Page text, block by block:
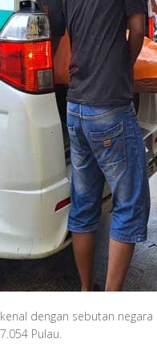
dengan sebutan
Pulau.